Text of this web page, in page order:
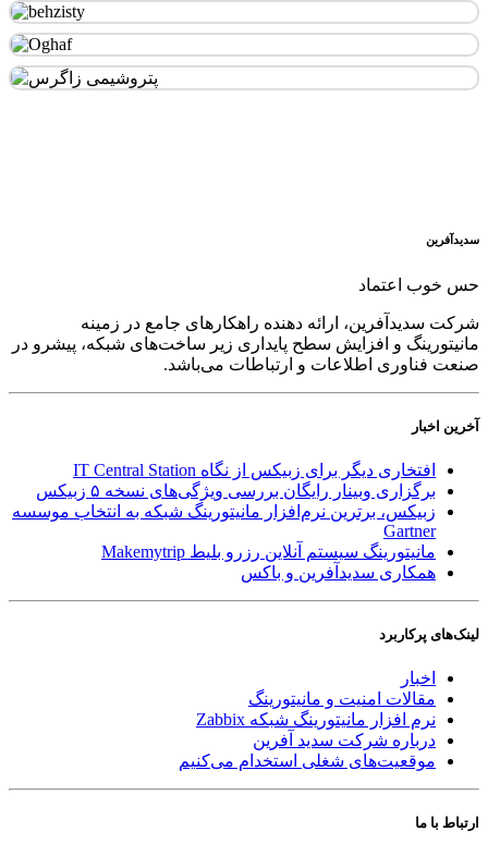
سدید‌آفرین
حس خوب اعتماد
شرکت سدید‌آفرین، ارائه دهنده راهکارهای جامع در زمینه
مانیتورینگ و افزایش سطح پایداری زیر ساخت‌های شبکه، پیشرو در
صنعت فناوری اطلاعات و ارتباطات می‌باشد.
آخرین اخبار
افتخاری دیگر برای زبیکس از نگاه IT Central Station
برگزاری وبینار رایگان بررسی ویژگی‌های نسخه ۵ زبیکس
زبیکس، برترین نرم‌افزار مانیتورینگ شبکه به انتخاب موسسه
Gartner
مانیتورینگ سیستم آنلاین رزرو بلیط Makemytrip
همکاری سدیدآفرین و باکس
لینک‌های پر‌کاربرد
اخبار
مقالات امنیت و مانیتورینگ
نرم افزار مانیتورینگ شبکه Zabbix
درباره شرکت سدید آفرین
موقعیت‌های شغلی استخدام ‌می‌کنیم
ارتباط با ما